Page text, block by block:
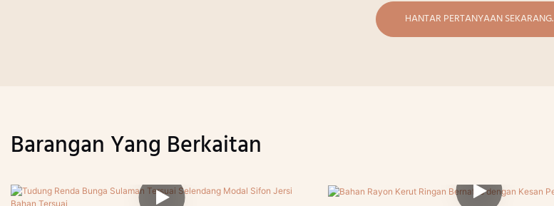
HANTAR PERTANYAAN SEKARANG.
Barangan Yang Berkaitan